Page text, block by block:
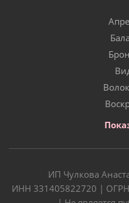
ИП Чулкова
ИНН 331405822720 |